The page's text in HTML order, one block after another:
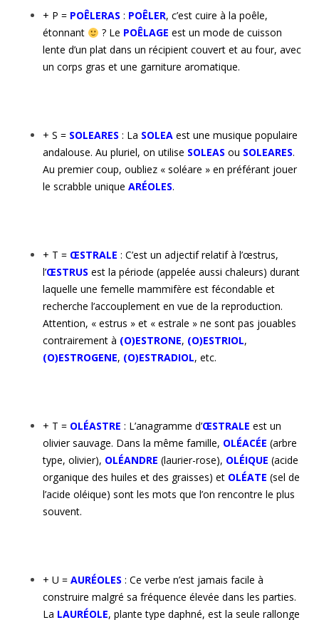
+ P = POÊLERAS : POÊLER, c’est cuire à la poêle,
étonnant
? Le POÊLAGE est un mode de cuisson
lente d’un plat dans un récipient couvert et au four, avec
un corps gras et une garniture aromatique.
+ S = SOLEARES : La SOLEA est une musique populaire
andalouse. Au pluriel, on utilise SOLEAS ou SOLEARES.
Au premier coup, oubliez « soléare » en préférant jouer
le scrabble unique ARÉOLES.
+ T = ŒSTRALE : C’est un adjectif relatif à l’œstrus,
l’ŒSTRUS est la période (appelée aussi chaleurs) durant
laquelle une femelle mammifère est fécondable et
recherche l’accouplement en vue de la reproduction.
Attention, « estrus » et « estrale » ne sont pas jouables
contrairement à (O)ESTRONE, (O)ESTRIOL,
(O)ESTROGENE, (O)ESTRADIOL, etc.
+ T = OLÉASTRE : L’anagramme d’ŒSTRALE est un
olivier sauvage. Dans la même famille, OLÉACÉE (arbre
type, olivier), OLÉANDRE (laurier-rose), OLÉIQUE (acide
organique des huiles et des graisses) et OLÉATE (sel de
l’acide oléique) sont les mots que l’on rencontre le plus
souvent.
+ U = AURÉOLES : Ce verbe n’est jamais facile à
construire malgré sa fréquence élevée dans les parties.
La LAURÉOLE, plante type daphné, est la seule rallonge